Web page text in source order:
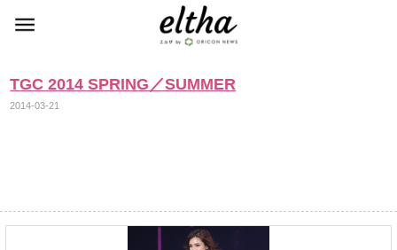
TGC 2014 SPRING／SUMMER
2014-03-21